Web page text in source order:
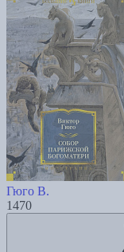
Гюго В.
1470